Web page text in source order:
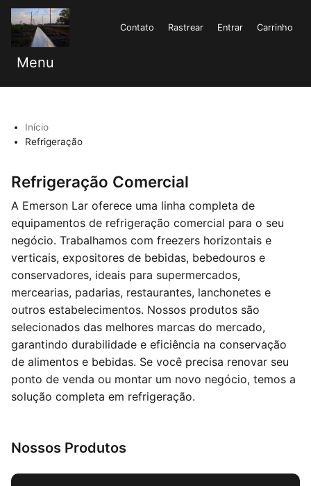
Contato Rastrear Entrar Carrinho
Menu
Início
Refrigeração
Refrigeração Comercial
A Emerson Lar oferece uma linha completa de
equipamentos de refrigeração comercial para o seu
negócio. Trabalhamos com freezers horizontais e
verticais, expositores de bebidas, bebedouros e
conservadores, ideais para supermercados,
mercearias, padarias, restaurantes, lanchonetes e
outros estabelecimentos. Nossos produtos são
selecionados das melhores marcas do mercado,
garantindo durabilidade e eficiência na conservação
de alimentos e bebidas. Se você precisa renovar seu
ponto de venda ou montar um novo negócio, temos a
solução completa em refrigeração.
Nossos Produtos